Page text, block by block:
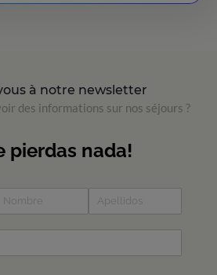
à notre newsletter
des informations sur nos séjours ?